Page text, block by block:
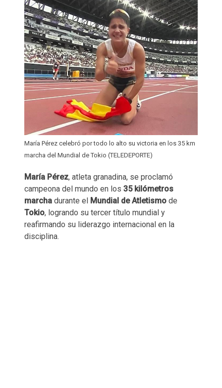
María Pérez celebró por todo lo alto su victoria en los 35 km
marcha del Mundial de Tokio (TELEDEPORTE)
María Pérez, atleta granadina, se proclamó
campeona del mundo en los 35 kilómetros
marcha durante el Mundial de Atletismo de
Tokio, logrando su tercer título mundial y
reafirmando su liderazgo internacional en la
disciplina.